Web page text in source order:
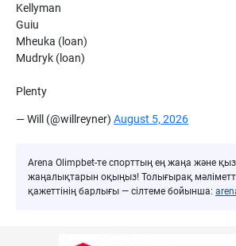
Kellyman
Guiu
Mheuka (loan)
Mudryk (loan)
Plenty
— Will (@willreyner) August 5, 2026
Arena Olimpbet-те спорттың ең жаңа және
жаңалықтарын оқыңыз! Толығырақ
қажеттінің барлығы — сілтеме бойынша: